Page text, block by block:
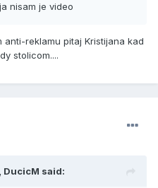
nisam je video
reklamu pitaj Kristijana kad
stolicom....
DucicM said: